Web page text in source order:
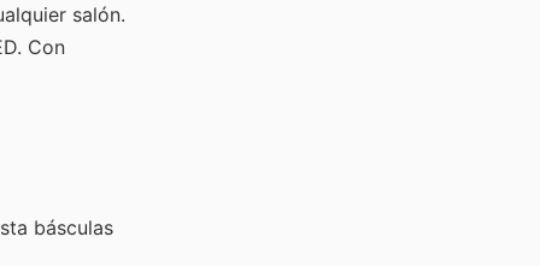
salón.
Con
básculas